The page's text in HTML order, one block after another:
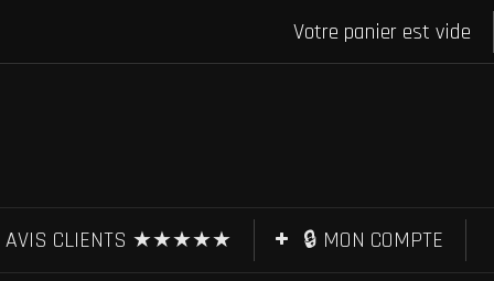
Votre panier est vide
AVIS CLIENTS ★★★★★
🔒 MON COMPTE